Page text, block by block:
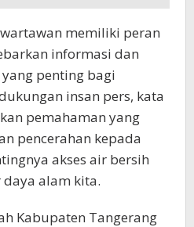
memiliki peran
informasi dan
penting bagi
insan pers, kata
pemahaman yang
pencerahan kepada
akses air bersih
alam kita.
Kabupaten Tangerang